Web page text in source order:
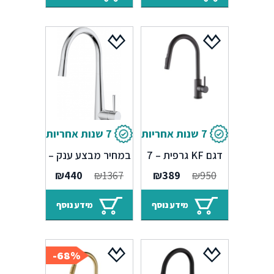
₪1622.
₪420.
7 שנות אחריות
ברז מטבח נשלף
דגם KF גרפית – 7
שנים אחריות
₪950
המחיר
המקורי
היה:
₪950.
₪389
הנוכחי
הוא:
₪389.
מידע נוסף
7 שנות אחריות
ברז מטבח נשלף
במחיר מבצע ענק –
7 שנות אחריות
₪1367
המחיר
המקורי
היה:
₪1367.
₪440
הנוכחי
₪440.
מידע נוסף
68%-